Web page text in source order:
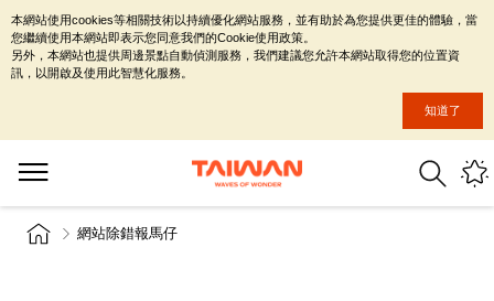
網站除錯報馬仔
本網站使用cookies等相關技術以持續優化網站服務，並有助於為您提供更佳的體驗，當
您繼續使用本網站即表示您同意我們的Cookie使用政策。
另外，本網站也提供周邊景點自動偵測服務，我們建議您允許本網站取得您的位置資
訊，以開啟及使用此智慧化服務。
知道了